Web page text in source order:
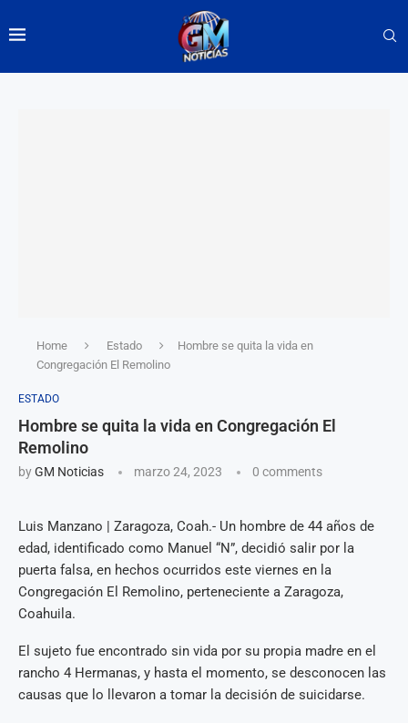
Home Estado
Hombre se quita la vida en
Congregación El Remolino
ESTADO
Hombre se quita la vida en Congregación El
Remolino
byGM Noticias marzo 24, 2023 0 comments
Luis Manzano | Zaragoza, Coah.- Un hombre de 44 años de
edad, identificado como Manuel “N”, decidió salir por la
puerta falsa, en hechos ocurridos este viernes en la
Congregación El Remolino, perteneciente a Zaragoza,
Coahuila.
El sujeto fue encontrado sin vida por su propia madre en el
rancho 4 Hermanas, y hasta el momento, se desconocen las
causas que lo llevaron a tomar la decisión de suicidarse.